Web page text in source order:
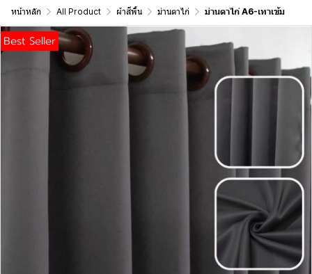
หน้าหลัก All Product ผ้าสีพื้น ม่านตาไก่ ม่านตาไก่ A6-เทาเข้ม
Best Seller